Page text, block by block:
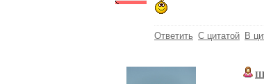
Ответить С цитатой В